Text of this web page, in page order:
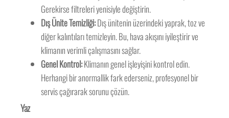
Gerekirse filtreleri yenisiyle değiştirin.
Dış Ünite Temizliği:Dış ünitenin üzerindeki yaprak, toz ve
diğer kalıntıları temizleyin. Bu, hava akışını iyileştirir ve
klimanın verimli çalışmasını sağlar.
Genel Kontrol:Klimanın genel işleyişini kontrol edin.
Herhangi bir anormallik fark ederseniz, profesyonel bir
servis çağırarak sorunu çözün.
Yaz